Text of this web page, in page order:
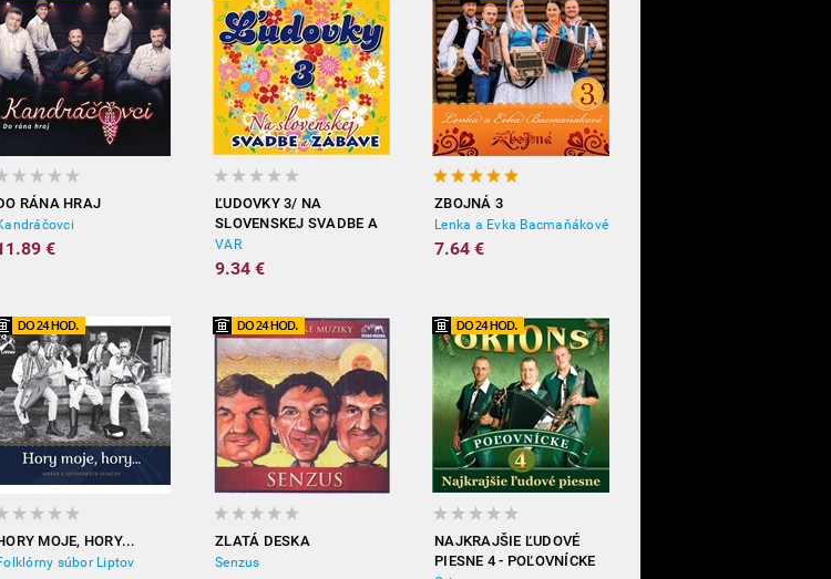
RÁNA HRAJ
€
ĽUDOVKY 3/ NA
SLOVENSKEJ SVADBE A
ZÁBAVE
VAR
9.34 €
ZBOJNÁ 3
Lenka a Evka Bacmaňákové
7.64 €
MOJE, HORY...
súbor Liptov
ZLATÁ DESKA
Senzus
NAJKRAJŠIE ĽUDOVÉ
PIESNE 4 - POĽOVNÍCKE